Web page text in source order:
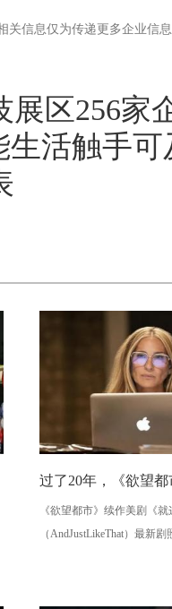
关信息仅为传递更多企业信
展区256家
生活触手可
过了20年，《欲望
《欲望都市》续作美剧《就
（AndJustLikeThat）最新剧